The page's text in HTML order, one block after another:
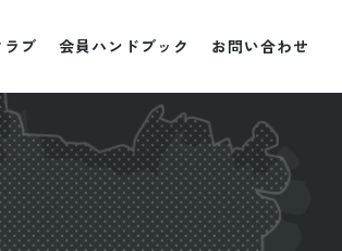
ブ 会員ハンドブック お問い合わせ